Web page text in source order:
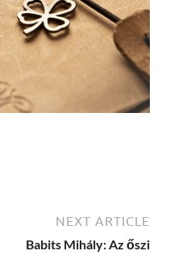
NEXT ARTICLE
Babits Mihály: Az őszi